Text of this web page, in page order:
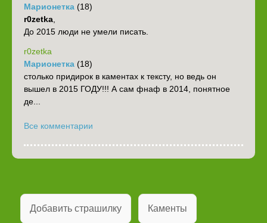
Марионетка (18)
r0zetka,
До 2015 люди не умели писать.
r0zetka
Марионетка (18)
столько придирок в каментах к тексту, но ведь он
вышел в 2015 ГОДУ!!! А сам фнаф в 2014, понятное
де...
Все комментарии
Добавить страшилку Каменты